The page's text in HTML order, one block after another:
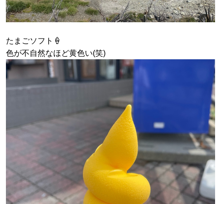
たまごソフト🍦
色が不自然なほど黄色い(笑)